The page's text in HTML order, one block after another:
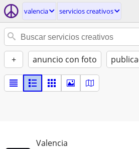
valencia servicios creativos
+ anuncio con foto
Valencia